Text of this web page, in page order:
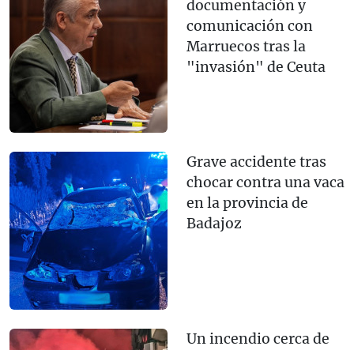
documentación y
comunicación con
Marruecos tras la
"invasión" de Ceuta
Grave accidente tras
chocar contra una vaca
en la provincia de
Badajoz
Un incendio cerca de